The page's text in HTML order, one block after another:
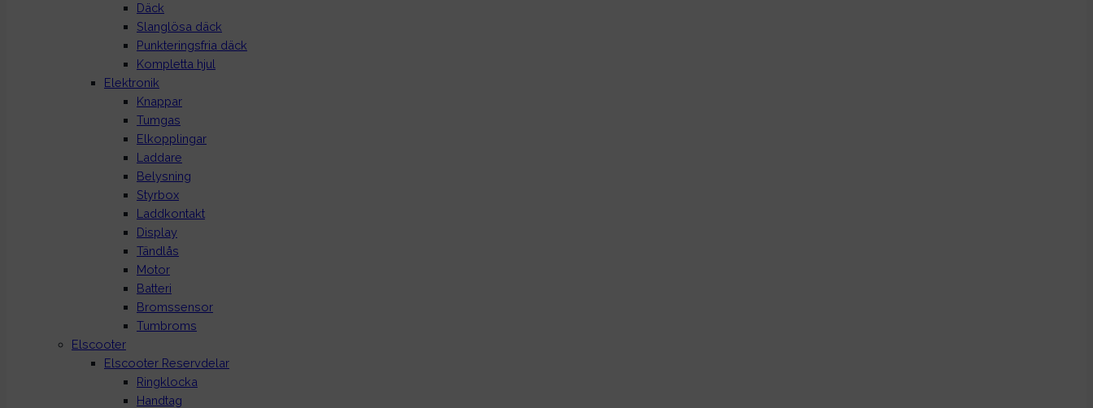
Däck
Slanglösa däck
Punkteringsfria däck
Kompletta hjul
Elektronik
Knappar
Tumgas
Elkopplingar
Laddare
Belysning
Styrbox
Laddkontakt
Display
Tändlås
Motor
Batteri
Bromssensor
Tumbroms
Elscooter
Elscooter Reservdelar
Ringklocka
Handtag